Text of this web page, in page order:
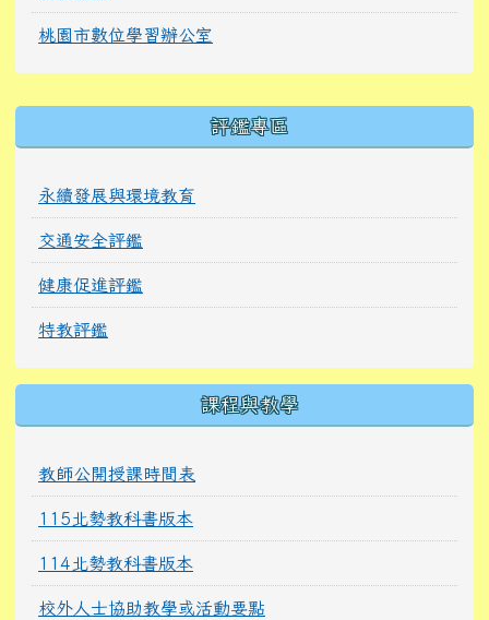
桃園市數位學習辦公室
評鑑專區
永續發展與環境教育
交通安全評鑑
健康促進評鑑
特教評鑑
課程與教學
教師公開授課時間表
115北勢教科書版本
114北勢教科書版本
校外人士協助教學或活動要點